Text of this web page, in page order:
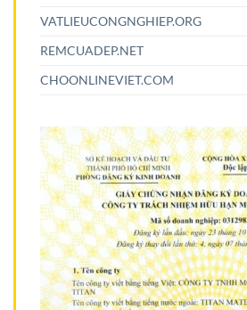
VATLIEUCONGNGHIEP.ORG
REMCUADEP.NET
CHOONLINEVIET.COM